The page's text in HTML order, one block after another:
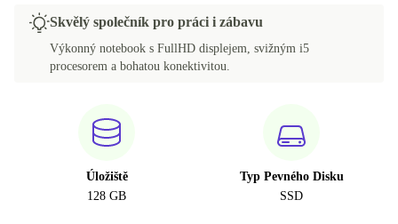
Skvělý společník pro práci i zábavu
Výkonný notebook s FullHD displejem, svižným i5
procesorem a bohatou konektivitou.
Úložiště
128 GB
Typ Pevného Disku
SSD